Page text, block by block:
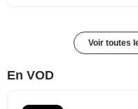
Voir toutes
En VOD